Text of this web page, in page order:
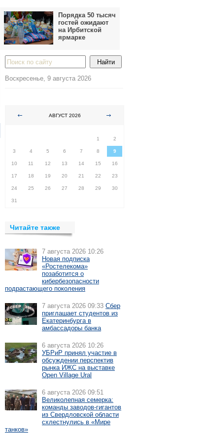
Порядка 50 тысяч
гостей ожидают
на Ирбитской
ярмарке
Воскресенье, 9 августа 2026
АВГУСТ 2026
1
2
3 4 5 6 7 8 9
10 11 12 13 14 15 16
17 18 19 20 21 22 23
24 25 26 27 28 29 30
31
Читайте также
7 августа 2026 10:26
Новая подписка
«Ростелекома»
позаботится о
кибербезопасности
подрастающего поколения
7 августа 2026 09:33 Сбер
приглашает студентов из
Екатеринбурга в
амбассадоры банка
6 августа 2026 10:26
УБРиР принял участие в
обсуждении перспектив
рынка ИЖС на выставке
Open Village Ural
6 августа 2026 09:51
Великолепная семерка:
команды заводов-гигантов
из Свердловской области
схлестнулись в «Мире
танков»